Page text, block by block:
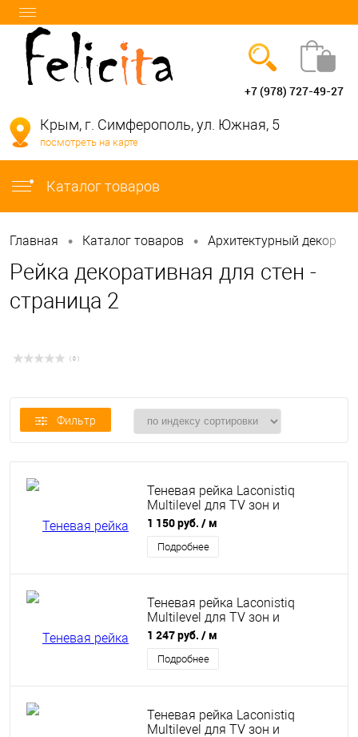
info@felicita-crimea.ru
+7 (978) 727-49-27
Крым, г. Симферополь, ул. Южная, 5
посмотреть на карте
Каталог товаров
Главная • Каталог товаров • Архитектурный декор
Рейка декоративная для стен -
страница 2
( 0 )
Фильтр
Теневая рейка Laconistiq
Multilevel для TV зон и
разноуровневых стен черный
анодированный 46,3х27,7х3000
мм
1 150 руб. / м
Подробнее
Теневая рейка Laconistiq
Multilevel для TV зон и
разноуровневых стен
серебряный анодированный
46,3х27,7х3000мм
1 247 руб. / м
Подробнее
Теневая рейка Laconistiq
Multilevel для TV зон и